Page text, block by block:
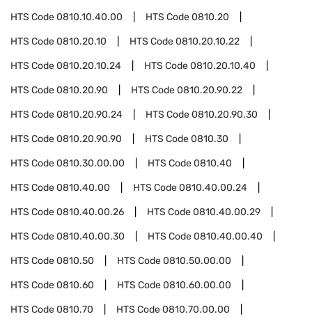
HTS Code0810.10.40.00 HTS Code0810.20
HTS Code0810.20.10 HTS Code0810.20.10.22
HTS Code0810.20.10.24 HTS Code0810.20.10.40
HTS Code0810.20.90 HTS Code0810.20.90.22
HTS Code0810.20.90.24 HTS Code0810.20.90.30
HTS Code0810.20.90.90 HTS Code0810.30
HTS Code0810.30.00.00 HTS Code0810.40
HTS Code0810.40.00 HTS Code0810.40.00.24
HTS Code0810.40.00.26 HTS Code0810.40.00.29
HTS Code0810.40.00.30 HTS Code0810.40.00.40
HTS Code0810.50 HTS Code0810.50.00.00
HTS Code0810.60 HTS Code0810.60.00.00
HTS Code0810.70 HTS Code0810.70.00.00